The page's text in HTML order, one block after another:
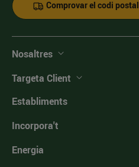
Comprovar el codi postal
Nosaltres
Targeta Client
Establiments
Incorpora't
Energia